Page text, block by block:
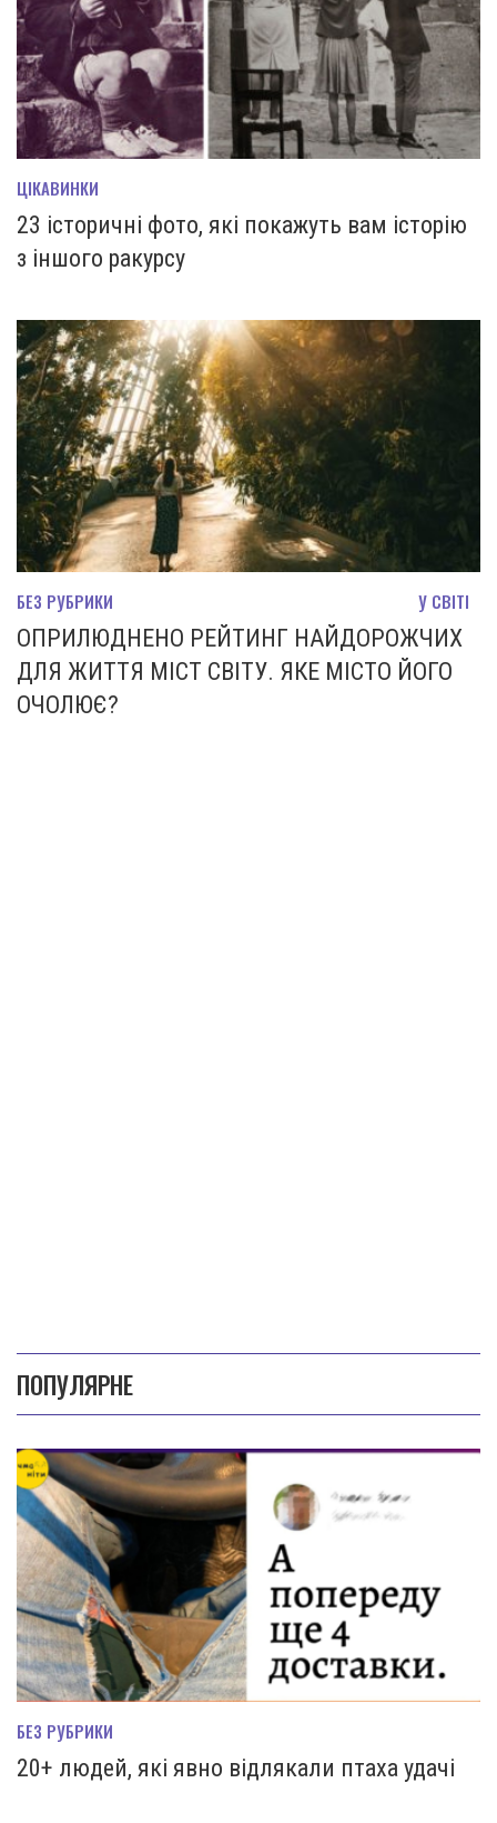
ЦІКАВИНКИ
23 історичні фото, які покажуть вам історію
з іншого ракурсу
БЕЗ РУБРИКИ У СВІТІ
ОПРИЛЮДНЕНО РЕЙТИНГ НАЙДОРОЖЧИХ
ДЛЯ ЖИТТЯ МІСТ СВІТУ. ЯКЕ МІСТО ЙОГО
ОЧОЛЮЄ?
ПОПУЛЯРНЕ
БЕЗ РУБРИКИ
20+ людей, які явно відлякали птаха удачі